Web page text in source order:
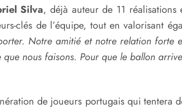
Silva, déjà auteur de 11
clés de l’équipe, tout en valorisant
Notre amitié et notre relation forte
nous faisons. Pour que le ballon
de joueurs portugais qui